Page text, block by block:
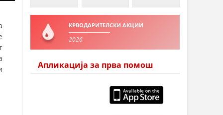
КРВОДАРИТЕЛСКИ АКЦИИ
2026
Апликација за прва помош